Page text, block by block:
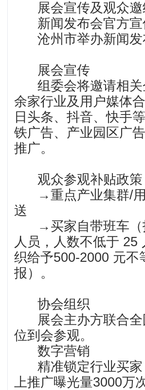
展会宣传及观众邀
新闻发布会官方宣
沧州市举办新闻发
展会宣传
组委会将邀请相关
余家行业及用户媒体
日头条、抖音、快手
铁广告、产业园区广
推广。
观众参观补贴政策
→重点产业集群/用
送
→买家自带班车（
人员，人数不低于 25
织给予500-2000 元不
报）。
协会组织
展会主办方联合全
位到会参观。
数字营销
精准锁定行业买家
上推广曝光量3000万